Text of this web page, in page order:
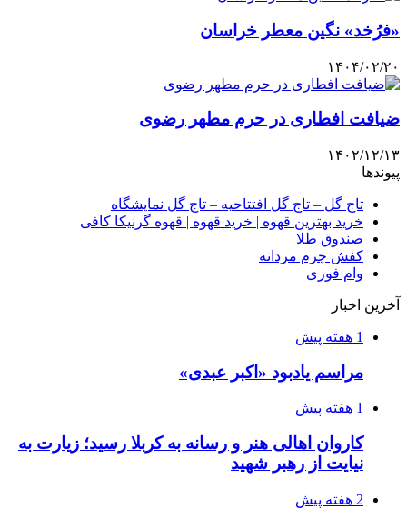
«فرُخد» نگین معطر خراسان
۱۴۰۴/۰۲/۲۰
ضیافت افطاری در حرم مطهر رضوی
۱۴۰۲/۱۲/۱۳
پیوندها
تاج گل – تاج گل افتتاحیه – تاج گل نمایشگاه
خرید بهترین قهوه | خرید قهوه | قهوه گرنیکا کافی
صندوق طلا
کفش چرم مردانه
وام فوری
آخرین اخبار
1 هفته پیش
مراسم یادبود «اکبر عبدی»
1 هفته پیش
کاروان اهالی هنر و رسانه به کربلا رسید؛ زیارت به
نیایت از رهبر شهید
2 هفته پیش